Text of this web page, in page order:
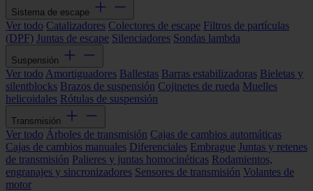
Sistema de escape
Ver todo Catalizadores Colectores de escape Filtros de partículas
(DPF) Juntas de escape Silenciadores Sondas lambda
Suspensión
Ver todo Amortiguadores Ballestas Barras estabilizadoras Bieletas y
silentblocks Brazos de suspensión Cojinetes de rueda Muelles
helicoidales Rótulas de suspensión
Transmisión
Ver todo Árboles de transmisión Cajas de cambios automáticas
Cajas de cambios manuales Diferenciales Embrague Juntas y retenes
de transmisión Palieres y juntas homocinéticas Rodamientos,
engranajes y sincronizadores Sensores de transmisión Volantes de
motor